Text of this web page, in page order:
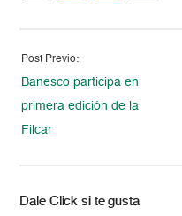
Post Previo:
Banesco participa en
primera edición de la
Filcar
Dale Click si te gusta